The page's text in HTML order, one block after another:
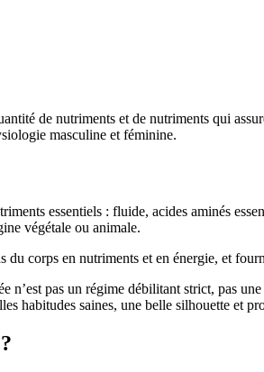
de nutriments et de nutriments qui
masculine et féminine.
essentiels : fluide, acides aminés
végétale ou animale.
corps en nutriments et en énergie, et
pas un régime débilitant strict, pas
habitudes saines, une belle silhouette et